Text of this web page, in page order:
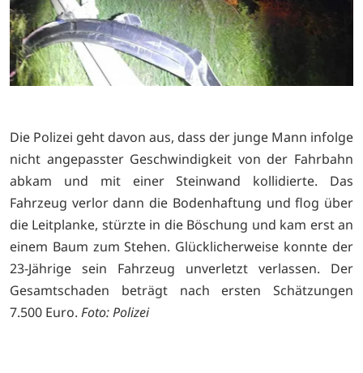
Die Polizei geht davon aus, dass der junge Mann infolge
nicht angepasster Geschwindigkeit von der Fahrbahn
abkam und mit einer Steinwand kollidierte. Das
Fahrzeug verlor dann die Bodenhaftung und flog über
die Leitplanke, stürzte in die Böschung und kam erst an
einem Baum zum Stehen. Glücklicherweise konnte der
23-Jährige sein Fahrzeug unverletzt verlassen. Der
Gesamtschaden beträgt nach ersten Schätzungen
7.500 Euro. Foto: Polizei